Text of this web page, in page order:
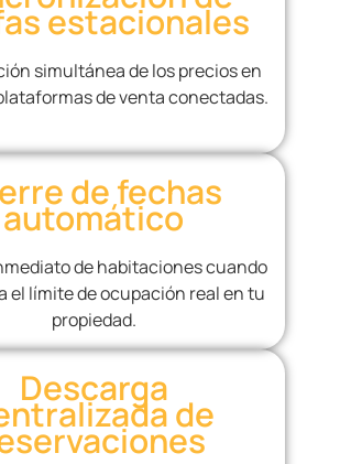
estacionales
simultánea de los precios en
de venta conectadas.
de fechas
automático
de habitaciones cuando
el límite de ocupación real en tu
propiedad.
Descarga
de